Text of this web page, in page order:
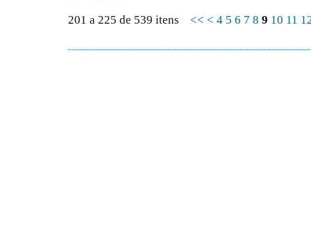
201 a 225 de 539 itens << < 4 5 6 7 8 9 10 11